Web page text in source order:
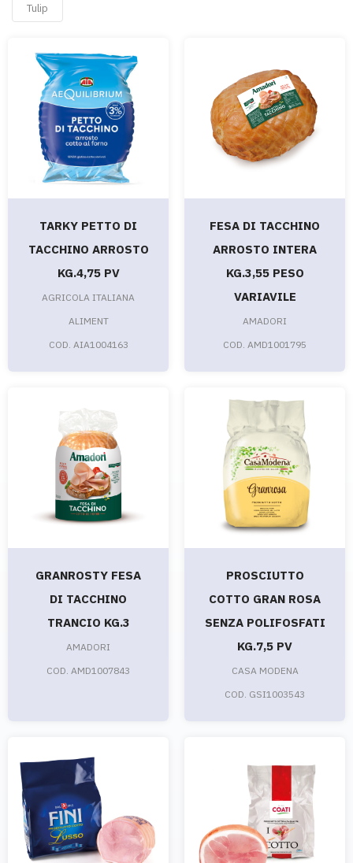
Tulip
TARKY PETTO DI
TACCHINO ARROSTO
KG.4,75 PV
AGRICOLA ITALIANA
ALIMENT
COD. AIA1004163
FESA DI TACCHINO
ARROSTO INTERA
KG.3,55 PESO
VARIAVILE
AMADORI
COD. AMD1001795
GRANROSTY FESA
DI TACCHINO
TRANCIO KG.3
AMADORI
COD. AMD1007843
PROSCIUTTO
COTTO GRAN ROSA
SENZA POLIFOSFATI
KG.7,5 PV
CASA MODENA
COD. GSI1003543